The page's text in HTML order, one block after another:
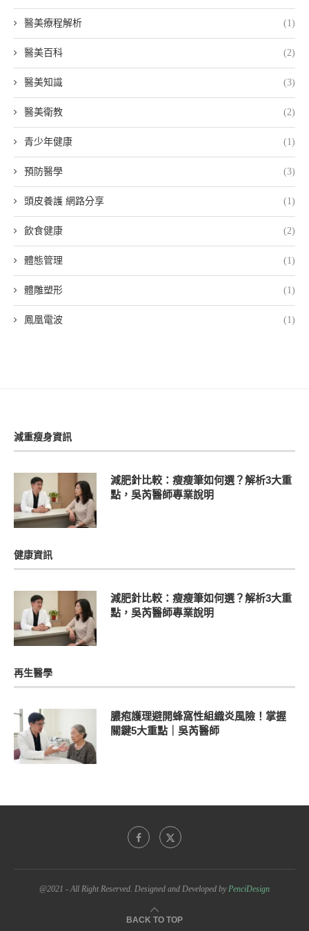
醫美療程解析 (1)
醫美百科 (2)
醫美知識 (3)
醫美衛教 (2)
青少年健康 (1)
預防醫學 (3)
頭皮養護 網路分享 (1)
飲食健康 (2)
體態管理 (1)
體雕塑形 (1)
鳳凰電波 (1)
減重瘦身資訊
減肥針比較：瘦瘦筆如何選？解析3大重
點，吳芮醫師專業說明
健康資訊
減肥針比較：瘦瘦筆如何選？解析3大重
點，吳芮醫師專業說明
再生醫學
膿疱護理避開蜂窩性組織炎風險！掌握
關鍵5大重點｜吳芮醫師
@2021 - All Right Reserved. Designed and Developed byPenciDesign
BACK TO TOP